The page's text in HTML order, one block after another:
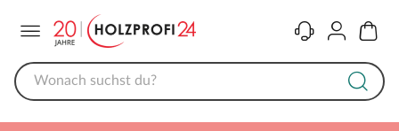
KontaktKonto